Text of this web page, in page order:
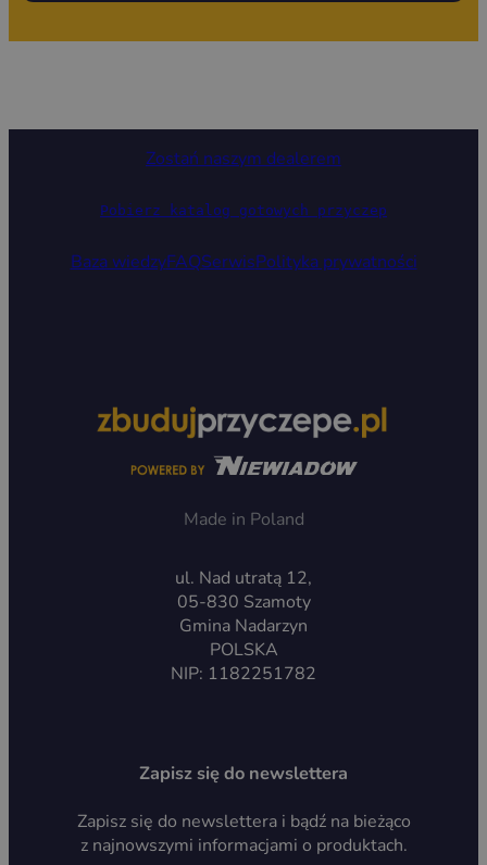
Zostań naszym dealerem
Pobierz katalog gotowych przyczep
Baza wiedzyFAQSerwisPolityka prywatności
Made in Poland
ul. Nad utratą 12,
05-830 Szamoty
Gmina Nadarzyn
POLSKA
NIP: 1182251782
Zapisz się do newslettera
Zapisz się do newslettera i bądź na bieżąco
z najnowszymi informacjami o produktach.